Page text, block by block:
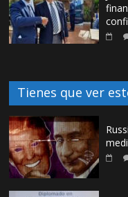
Tienes que ver